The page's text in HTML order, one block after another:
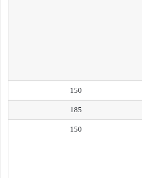
150
185
150